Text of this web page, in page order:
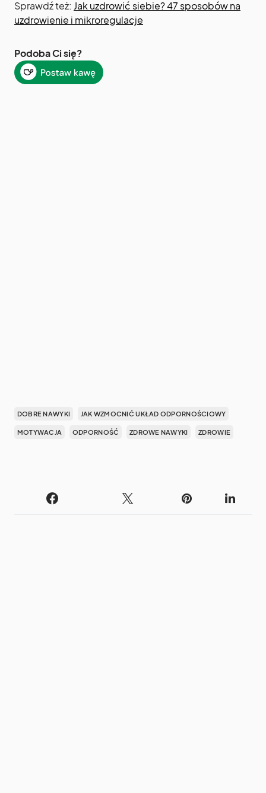
Sprawdź też: Jak uzdrowić siebie? 47 sposobów na
uzdrowienie i mikroregulacje
Podoba Ci się?
DOBRE NAWYKI JAK WZMOCNIĆ UKŁAD ODPORNOŚCIOWY
MOTYWACJA ODPORNOŚĆ ZDROWE NAWYKI ZDROWIE